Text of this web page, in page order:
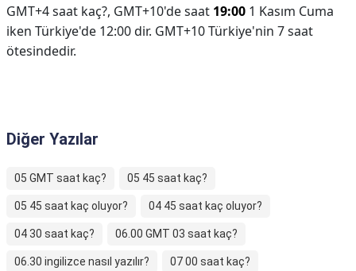
GMT+4 saat kaç?, GMT+10'de saat 19:00 1 Kasım Cuma
iken Türkiye'de 12:00 dir. GMT+10 Türkiye'nin 7 saat
ötesindedir.
Diğer Yazılar
05 GMT saat kaç? 05 45 saat kaç?
05 45 saat kaç oluyor? 04 45 saat kaç oluyor?
04 30 saat kaç? 06.00 GMT 03 saat kaç?
06.30 ingilizce nasıl yazılır? 07 00 saat kaç?